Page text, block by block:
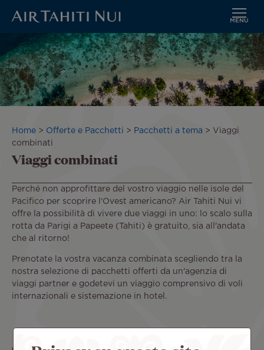
contenuto
principale
MENU
Briciole
di
pane
Home Offerte e Pacchetti Pacchetti a tema
Viaggi
combinati
Viaggi combinati
Perché non approfittare del vostro viaggio nelle isole del
Pacifico per scoprire l'Ovest americano? Air Tahiti Nui vi
offre la possibilità di vivere due viaggi in uno: lo scalo sulla
rotta da Parigi a Papeete (Tahiti) è gratuito, sia all'andata
che al ritorno!
Prenotate la vostra vacanza combinata scegliendo tra la
nostra selezione di pacchetti offerti da un'agenzia di
viaggi partner e godetevi un viaggio comprensivo di voli
internazionali e sistemazione in hotel.